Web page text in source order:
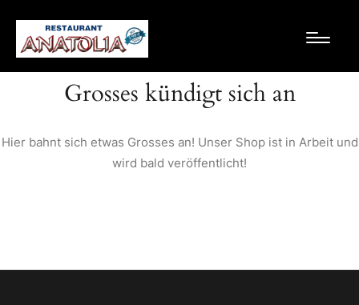
Grosses kündigt sich an
Hier bahnt sich etwas Grosses an! Unser Shop ist in Arbeit und
wird bald veröffentlicht!